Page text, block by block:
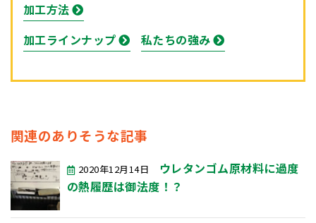
加工方法
加工ラインナップ
私たちの強み
関連のありそうな記事
2020年12月14日
ウレタンゴム原材料に過度
の熱履歴は御法度！？